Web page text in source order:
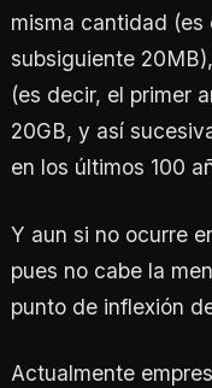
misma cantidad (es
subsiguiente
(es decir, el primer
20GB, y así
en los últimos 100
Y aun si no ocurre
pues no cabe la
punto de inflexión
Actualmente